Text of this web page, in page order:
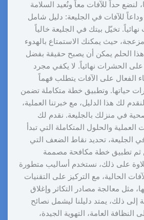
لنضع حداً للآفات معاً ونُعيد السلامة
وداعاً للآفات في الجليعة: دليل شامل
تخيّل بيتك في الجليعة خالياً
حيث يمكنك الاستمتاع بالهدوء
الحلم يمكن أن يصبح حقيقة بفضل
على الحشرات نهائياً. لا يكفي مجرد
الفعال على الآفات يتطلب فهماً
حياتها. وتطبيق خطة متكاملة تضمن
لك هذا الدليل، مع خبرتنا العملية،
في منزلك بالجليعة. نقدم لك
والحلول المتكاملة التي تبدأ
الجليعة، تحديد نقاط الضعف التي
ثم تطبيق خطة مكافحة مصممة
على ذلك، نستخدم أساليب متطورة
الحالية، مع التركيز على التقنيات
مثل معالجة مصادر التكاثر وإغلاق
إلى ذلك، يمتد دليلنا ليشمل نصائح
العامة، التهوية الجيدة،